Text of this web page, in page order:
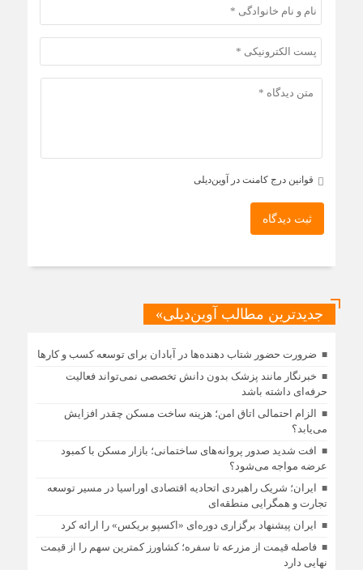
قوانین درج کامنت در آوین‌دیلی
ثبت دیدگاه
جدیدترین مطالب آوین‌دیلی»
ضرورت حضور شتاب ‌دهنده‌ها در آبادان برای توسعه کسب‌ و کارها
خبرنگار مانند پزشک بدون دانش تخصصی نمی‌تواند فعالیت
حرفه‌ای داشته باشد
الزام احتمالی اتاق امن؛ هزینه ساخت مسکن چقدر افزایش
می‌یابد؟
افت شدید صدور پروانه‌های ساختمانی؛ بازار مسکن با کمبود
عرضه مواجه می‌شود؟
ایران؛ شریک راهبردی اتحادیه اقتصادی اوراسیا در مسیر توسعه
تجارت و همگرایی منطقه‌ای
ایران پیشنهاد برگزاری دوره‌ای «اکسپو بریکس» را ارائه کرد
فاصله قیمت از مزرعه تا سفره؛ کشاورز کمترین سهم را از قیمت
نهایی دارد